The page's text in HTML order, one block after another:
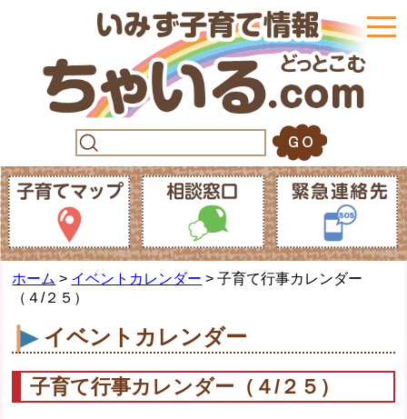
ホーム > イベントカレンダー > 子育て行事カレンダー
（４/２５）
イベントカレンダー
子育て行事カレンダー（４/２５）